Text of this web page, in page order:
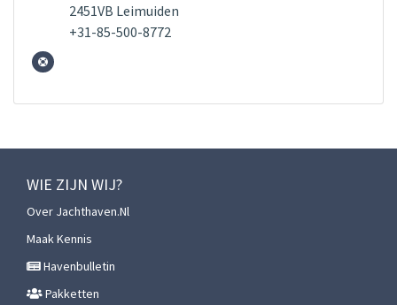
2451VB Leimuiden
+31-85-500-8772
WIE ZIJN WIJ?
Over Jachthaven.nl
Maak Kennis
Havenbulletin
Pakketten